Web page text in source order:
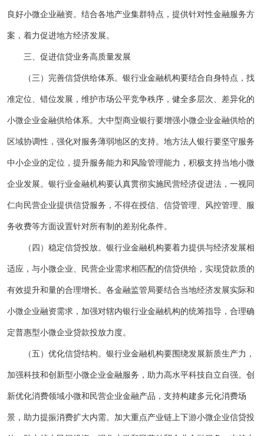
良好小微企业融资。结合各地产业集群特点，提供针对性金融服务方
案，着力促进地方经济发展。
三、促进信贷业务高质量发展
（三）完善信贷供给体系。银行业金融机构要结合自身特点，找
准定位、错位发展，维护市场公平竞争秩序，健全多层次、差异化的
小微企业金融供给体系。大中型商业银行要增强小微企业金融供给的
区域协调性，强化对服务薄弱地区的支持。地方法人银行要坚守服务
中小企业的定位，提升服务能力和风险管理能力，积极支持当地小微
企业发展。银行业金融机构要认真贯彻实施民营经济促进法，一视同
仁向民营企业提供信贷服务，不得在授信、信贷管理、风控管理、服
务收费等方面设置针对所有制的差别化条件。
（四）稳定信贷投放。银行业金融机构要着力提供与经济发展相
适应，与小微企业、民营企业需求相匹配的信贷供给，实现贷款质的
有效提升和量的合理增长。各金融监管局要结合当地经济发展实际和
小微企业融资需求，加强对辖内银行业金融机构的统筹指导，合理确
定普惠型小微企业贷款投放力度。
（五）优化信贷结构。银行业金融机构要围绕发展新质生产力，
加强科技和创新型小微企业金融服务，助力高水平科技自立自强。创
新优化消费领域小微和民营企业金融产品，支持构建多元化消费场
景，助力提振消费扩大内需。加大重点产业链上下游小微企业信贷投